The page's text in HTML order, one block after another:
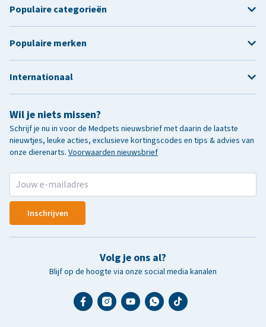
Wil je niets missen?
Schrijf je nu in voor de Medpets nieuwsbrief met daarin de laatste
nieuwtjes, leuke acties, exclusieve kortingscodes en tips & advies van
onze dierenarts. Voorwaarden nieuwsbrief
Inschrijven
Volg je ons al?
Blijf op de hoogte via onze social media kanalen
Populaire categorieën
Populaire merken
Internationaal